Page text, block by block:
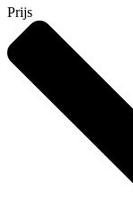
Prijs